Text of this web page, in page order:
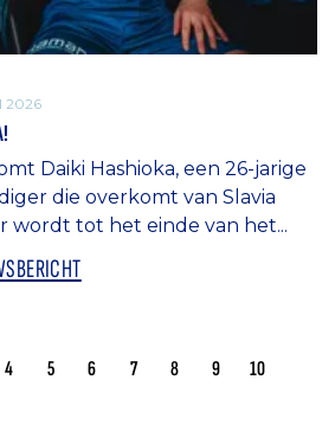
2026
Daiki Hashioka, een 26-jarige
die overkomt van Slavia
wordt tot het einde van het...
4 5 6 7 8 9
10